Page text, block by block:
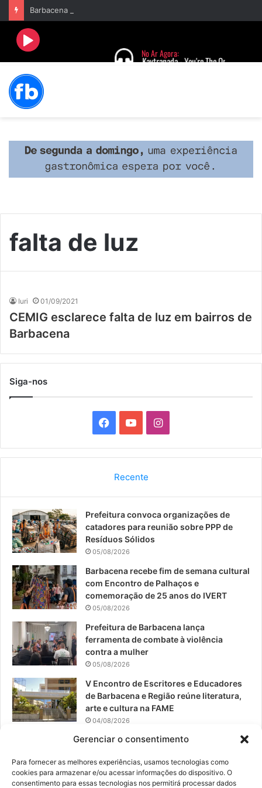
Gerenciar o consentimento
Para fornecer as melhores experiências, usamos tecnologias como
cookies para armazenar e/ou acessar informações do dispositivo. O
consentimento para essas tecnologias nos permitirá processar dados
falta de luz
Iuri 01/09/2021
CEMIG esclarece falta de luz em bairros de
Barbacena
Siga-nos
a
b
o
k
o
u
b
I
n
a
a
Recente
Prefeitura convoca organizações de
catadores para reunião sobre PPP de
Resíduos Sólidos
05/08/2026
Barbacena recebe fim de semana cultural
com Encontro de Palhaços e
comemoração de 25 anos do IVERT
05/08/2026
Prefeitura de Barbacena lança
ferramenta de combate à violência
contra a mulher
05/08/2026
V Encontro de Escritores e Educadores
de Barbacena e Região reúne literatura,
arte e cultura na FAME
04/08/2026
Teatro da Pedra apresenta novo
04/08/2026